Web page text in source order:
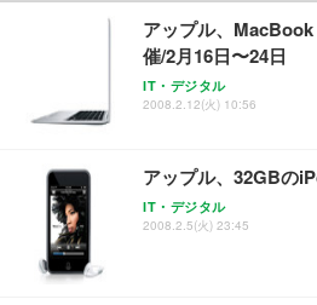
レスト 3Dヘッドレスト
ョン PCチェア 通気性メ
務用 おしゃれ パソコン
￥7,680
Sezlife オフィスチェア
レスト 3Dヘッドレスト
ョン PCチェア 通気性メ
務用 おしゃれ パソコン
￥7,680
￥49,979
【整備済み品】Dell
応 ComfortView ビジネ
￥15,800
￥1,800
Smart Basic(スマート
￥3,670
アップル、
催/2月16日〜24日
IT・デジタル
2008.2.12(火) 10:56
アップル、32GBの
IT・デジタル
2008.2.5(火) 23:45